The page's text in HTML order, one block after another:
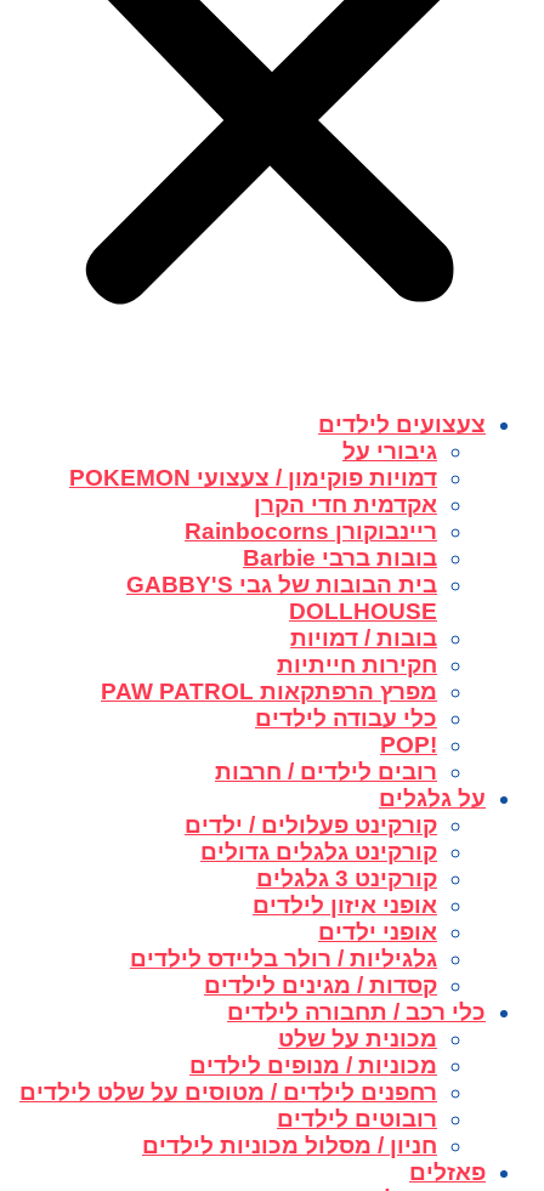
צעצועים לילדים
גיבורי על
דמויות פוקימון / צעצועי POKEMON
אקדמית חדי הקרן
ריינבוקורן Rainbocorns
בובות ברבי Barbie
בית הבובות של גבי GABBY'S
DOLLHOUSE
בובות / דמויות
חקירות חייתיות
מפרץ הרפתקאות PAW PATROL
כלי עבודה לילדים
!POP
רובים לילדים / חרבות
על גלגלים
קורקינט פעלולים / ילדים
קורקינט גלגלים גדולים
קורקינט 3 גלגלים
אופני איזון לילדים
אופני ילדים
גלגיליות / רולר בליידס לילדים
קסדות / מגינים לילדים
כלי רכב / תחבורה לילדים
מכונית על שלט
מכוניות / מנופים לילדים
רחפנים לילדים / מטוסים על שלט לילדים
רובוטים לילדים
חניון / מסלול מכוניות לילדים
פאזלים